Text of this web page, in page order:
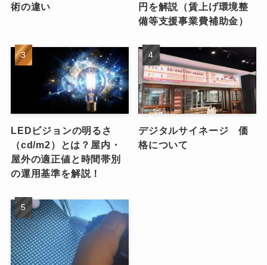
術の違い
円を解説（賃上げ環境整
備等支援事業費補助金）
LEDビジョンの明るさ
（cd/m2）とは？屋内・
屋外の適正値と時間帯別
の運用基準を解説！
デジタルサイネージ 価
格について